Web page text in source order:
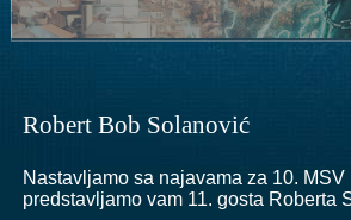
Robert Bob Solanović
Nastavljamo sa najavama za 10.
predstavljamo vam 11. gosta Roberta